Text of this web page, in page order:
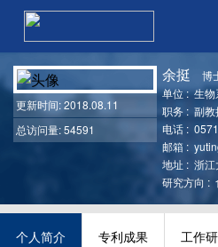
更新时间: 2018.08.11
总访问量: 54591
余挺 博
单位 : 生
职务 : 副教
电话 :
邮箱 :
地址 : 浙
研究方向 :
个人简介 专利成果 工作